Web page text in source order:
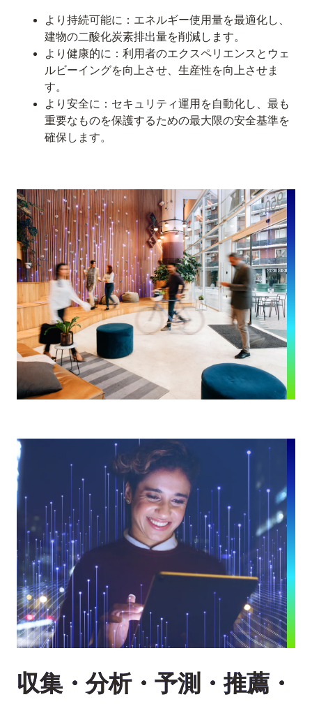
より持続可能に：エネルギー使用量を最適化し、
建物の二酸化炭素排出量を削減します。
より健康的に：利用者のエクスペリエンスとウェ
ルビーイングを向上させ、生産性を向上させま
す。
より安全に：セキュリティ運用を自動化し、最も
重要なものを保護するための最大限の安全基準を
確保します。
収集・分析・予測・推薦・